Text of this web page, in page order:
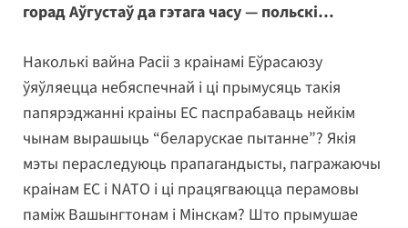
горад Аўгустаў да гэтага часу — польскі…
Наколькі вайна Расіі з краінамі Еўрасаюзу
ўяўляецца небяспечнай і ці прымусяць такія
папярэджанні краіны ЕС паспрабаваць нейкім
чынам вырашыць “беларускае пытанне”? Якія
мэты пераследуюць прапагандысты, пагражаючы
краінам ЕС і NATO і ці працягваюцца перамовы
паміж Вашынгтонам і Мінскам? Што прымушае